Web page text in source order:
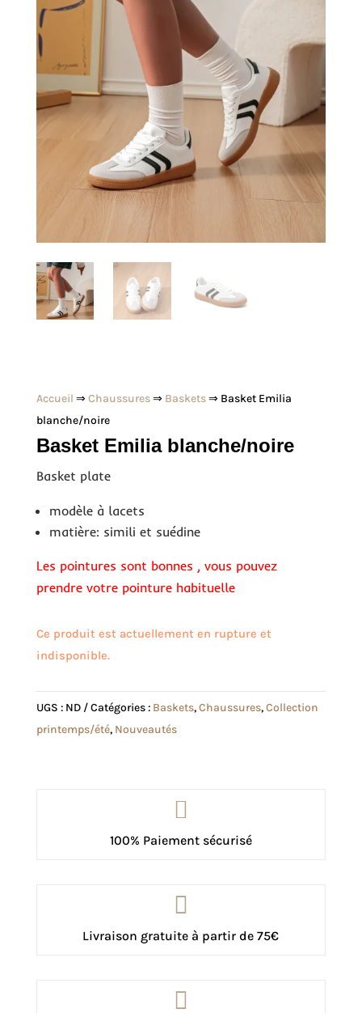
Accueil ⇒ Chaussures⇒ Baskets⇒ Basket Emilia
blanche/noire
Basket Emilia blanche/noire
Basket plate
modèle à lacets
matière: simili et suédine
Les pointures sont bonnes , vous pouvez
prendre votre pointure habituelle
Ce produit est actuellement en rupture et
indisponible.
UGS : ND Catégories : Baskets,Chaussures,Collection
printemps/été, Nouveautés

100% Paiement sécurisé

Livraison gratuite à partir de 75€
